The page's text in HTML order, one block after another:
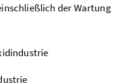
der Wartung